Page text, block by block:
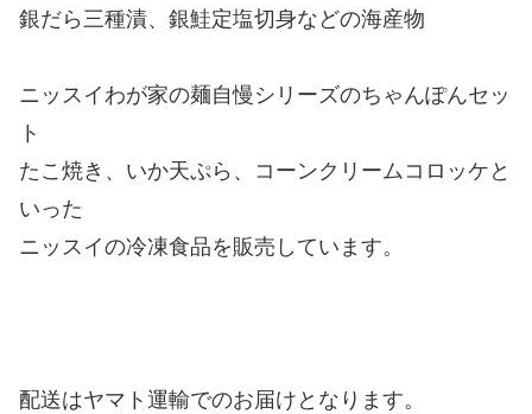
銀だら三種漬、銀鮭定塩切身などの海産物
ニッスイわが家の麺自慢シリーズのちゃんぽんセッ
ト
たこ焼き、いか天ぷら、コーンクリームコロッケと
いった
ニッスイの冷凍食品を販売しています。
配送はヤマト運輸でのお届けとなります。